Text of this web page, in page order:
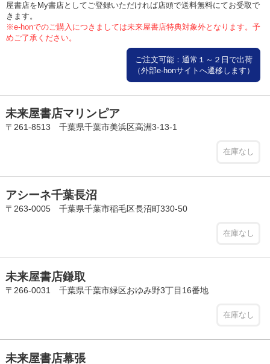
屋書店をMy書店としてご登録いただければ店頭で送料無料にてお受取で
きます。
※e-honでのご購入につきましては未来屋書店特典対象外となります。予
めご了承ください。
ご注文可能：通常１～２日で出荷
（外部e-honサイトへ遷移します）
未来屋書店マリンピア
〒261-8513 千葉県千葉市美浜区高洲3-13-1
在庫なし
アシーネ千葉長沼
〒263-0005 千葉県千葉市稲毛区長沼町330-50
在庫なし
未来屋書店鎌取
〒266-0031 千葉県千葉市緑区おゆみ野3丁目16番地
在庫なし
未来屋書店幕張